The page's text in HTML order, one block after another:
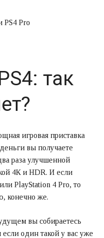
так
игровая приставка
вы получаете
раза улучшенной
4К и HDR. И если
PlayStation 4 Pro, то
конечно же.
вы собираетесь
если один такой у вас уже